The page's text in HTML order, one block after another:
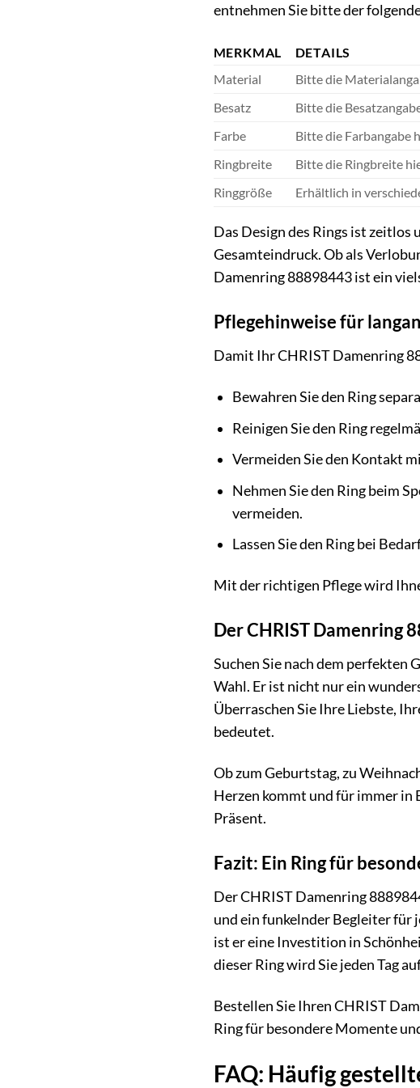
entnehmen Sie bitte der
MERKMAL
DETAILS
Material
Bitte die
Besatz
Bitte die
Farbe
Bitte die Farbangabe
Ringbreite
Bitte die Ringbreite
Ringgröße
Erhältlich in
Das Design des Rings ist
Gesamteindruck. Ob als
Damenring 88898443 ist ein
Pflegehinweise für
Damit Ihr CHRIST Damenring
Bewahren Sie den Ring
Reinigen Sie den Ring
Vermeiden Sie den Kontakt
Nehmen Sie den Ring beim
vermeiden.
Lassen Sie den Ring bei
Mit der richtigen Pflege wird
Der CHRIST Damenring
Suchen Sie nach dem perfekten
Wahl. Er ist nicht nur ein
Überraschen Sie Ihre Liebste,
bedeutet.
Ob zum Geburtstag, zu
Herzen kommt und für immer in
Präsent.
Fazit: Ein Ring für
Der CHRIST Damenring
und ein funkelnder Begleiter für
ist er eine Investition in
dieser Ring wird Sie jeden Tag
Bestellen Sie Ihren CHRIST
Ring für besondere Momente
FAQ: Häufig